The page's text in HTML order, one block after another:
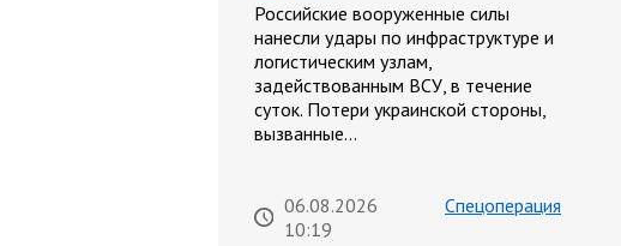
Российские вооруженные силы
нанесли удары по инфраструктуре и
логистическим узлам,
задействованным ВСУ, в течение
суток. Потери украинской стороны,
вызванные…
06.08.2026
10:19
Спецоперация